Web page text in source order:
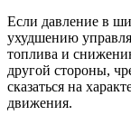
Если давление в
ухудшению
топлива и
другой стороны,
сказаться на
движения.